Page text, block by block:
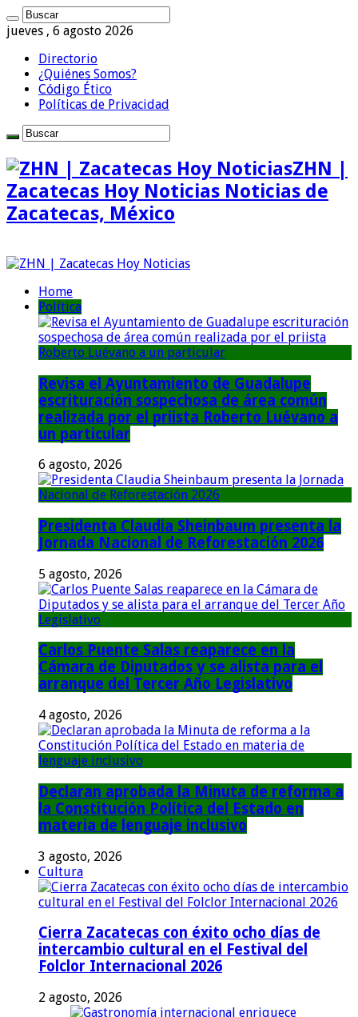
jueves , 6 agosto 2026
Directorio
¿Quiénes Somos?
Código Ético
Políticas de Privacidad
ZHN |
Zacatecas Hoy Noticias Noticias de
Zacatecas, México
Home
Política
Revisa el Ayuntamiento de Guadalupe
escrituración sospechosa de área común
realizada por el priista Roberto Luévano a
un particular
6 agosto, 2026
Presidenta Claudia Sheinbaum presenta la
Jornada Nacional de Reforestación 2026
5 agosto, 2026
Carlos Puente Salas reaparece en la
Cámara de Diputados y se alista para el
arranque del Tercer Año Legislativo
4 agosto, 2026
Declaran aprobada la Minuta de reforma a
la Constitución Política del Estado en
materia de lenguaje inclusivo
3 agosto, 2026
Cultura
Cierra Zacatecas con éxito ocho días de
intercambio cultural en el Festival del
Folclor Internacional 2026
2 agosto, 2026